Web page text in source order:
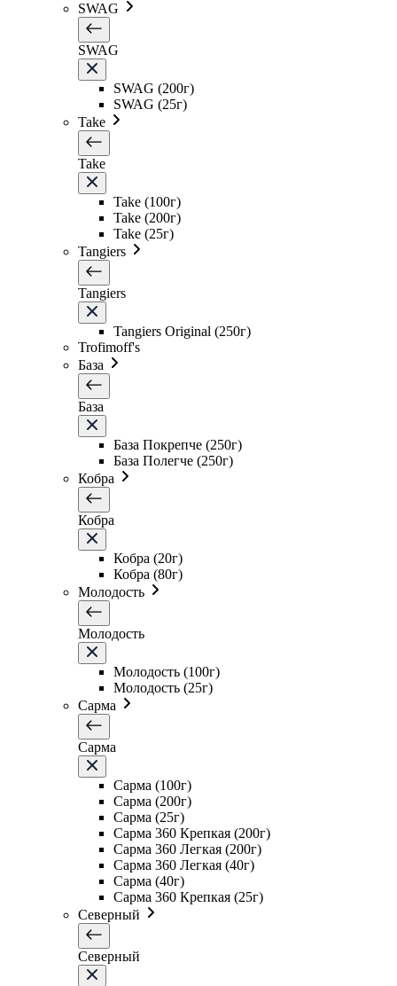
SWAG
SWAG
SWAG (200г)
SWAG (25г)
Take
Take
Take (100г)
Take (200г)
Take (25г)
Tangiers
Tangiers
Tangiers Original (250г)
Trofimoff's
База
База
База Покрепче (250г)
База Полегче (250г)
Кобра
Кобра
Кобра (20г)
Кобра (80г)
Молодость
Молодость
Молодость (100г)
Молодость (25г)
Сарма
Сарма
Сарма (100г)
Сарма (200г)
Сарма (25г)
Сарма 360 Крепкая (200г)
Сарма 360 Легкая (200г)
Сарма 360 Легкая (40г)
Сарма (40г)
Сарма 360 Крепкая (25г)
Северный
Северный